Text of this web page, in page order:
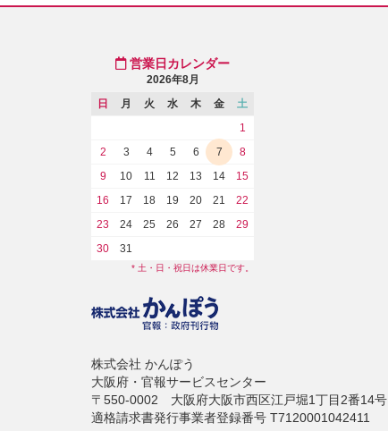
営業日カレンダー
2026年8月
日
月 火 水 木 金
土
1
2
3 4 5 6 7
8
9
10 11 12 13 14
15
16
17 18 19 20 21
22
23
24 25 26 27 28
29
30
31
* 土・日・祝日は休業日です。
株式会社 かんぽう
大阪府・官報サービスセンター
〒550-0002 大阪府大阪市西区江戸堀1丁目2番14号
適格請求書発行事業者登録番号 T7120001042411